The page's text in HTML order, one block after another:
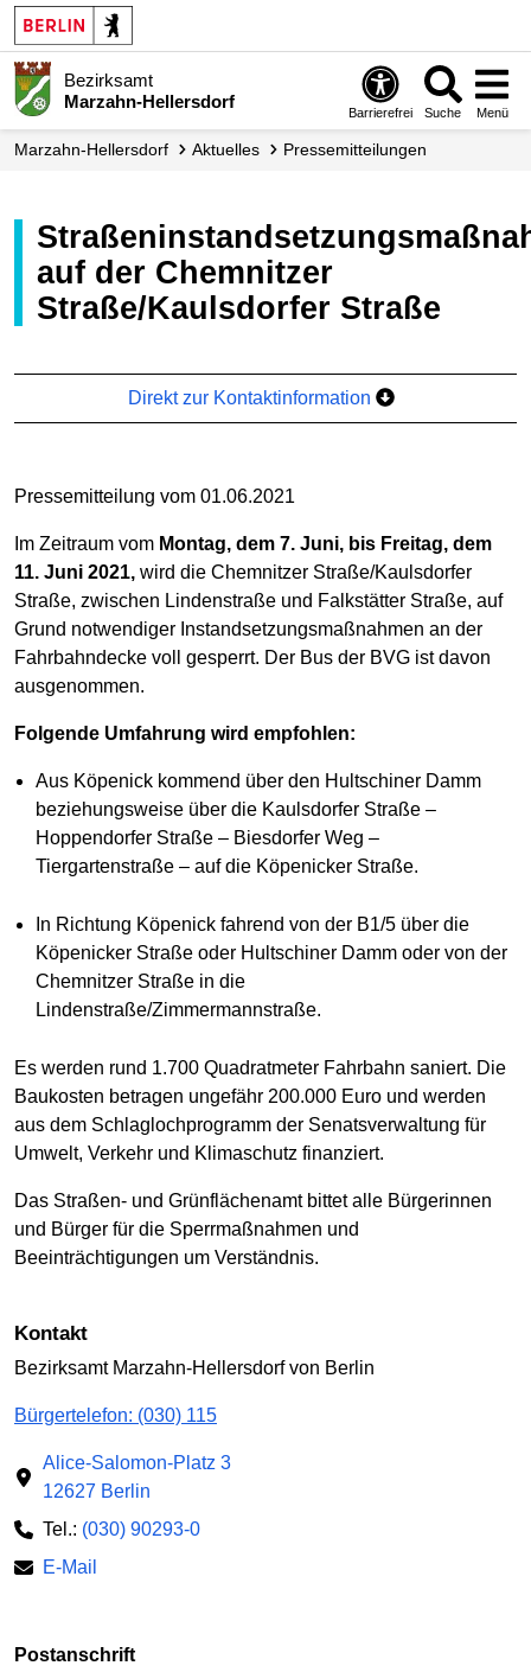
Bezirksamt
Marzahn-Hellersdorf
Barrierefrei Suche Menü
Marzahn-Hellersdorf Aktuelles Presse­mitteilungen
Straßeninstandsetzungsmaßnahmen
auf der Chemnitzer
Straße/Kaulsdorfer Straße
Direkt zur Kontaktinformation
Pressemitteilung vom 01.06.2021
Im Zeitraum vom Montag, dem 7. Juni, bis Freitag, dem
11. Juni 2021, wird die Chemnitzer Straße/Kaulsdorfer
Straße, zwischen Lindenstraße und Falkstätter Straße, auf
Grund notwendiger Instandsetzungsmaßnahmen an der
Fahrbahndecke voll gesperrt. Der Bus der BVG ist davon
ausgenommen.
Folgende Umfahrung wird empfohlen:
Aus Köpenick kommend über den Hultschiner Damm
beziehungsweise über die Kaulsdorfer Straße –
Hoppendorfer Straße – Biesdorfer Weg –
Tiergartenstraße – auf die Köpenicker Straße.
In Richtung Köpenick fahrend von der B1/5 über die
Köpenicker Straße oder Hultschiner Damm oder von der
Chemnitzer Straße in die
Lindenstraße/Zimmermannstraße.
Es werden rund 1.700 Quadratmeter Fahrbahn saniert. Die
Baukosten betragen ungefähr 200.000 Euro und werden
aus dem Schlaglochprogramm der Senatsverwaltung für
Umwelt, Verkehr und Klimaschutz finanziert.
Das Straßen- und Grünflächenamt bittet alle Bürgerinnen
und Bürger für die Sperrmaßnahmen und
Beeinträchtigungen um Verständnis.
Kontakt
Bezirksamt Marzahn-Hellersdorf von Berlin
Bürgertelefon: (030) 115
Alice-Salomon-Platz 3
12627 Berlin
Tel.: (030) 90293-0
E-Mail
Postanschrift